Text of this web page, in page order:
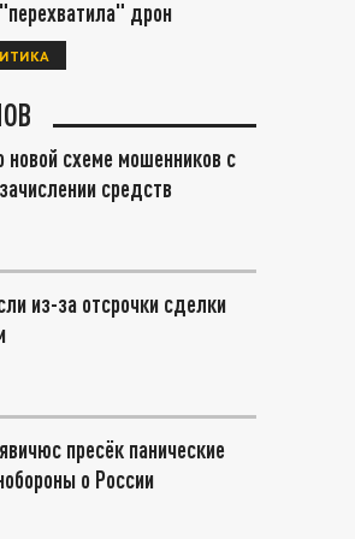
дрон
схеме мошенников с
средств
из-за отсрочки сделки
пресёк панические
о России